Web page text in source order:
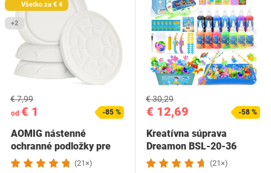
Všetko za € 4
+2
od € 1
€ 7,99
-85 %
AOMIG nástenné
ochranné podložky pre
schodiskové brány a…
(21×)
€ 12,69
€ 30,29
-58 %
Kreatívna súprava
Dreamon BSL-20-36
(21×)